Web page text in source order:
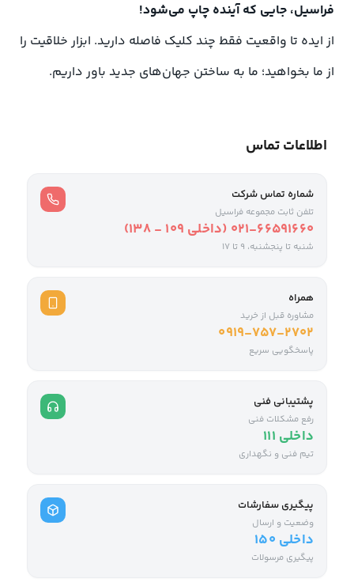
فراسیل، جایی که آینده چاپ می‌شود!
از ایده تا واقعیت فقط چند کلیک فاصله دارید. ابزار خلاقیت را
از ما بخواهید؛ ما به ساختن جهان‌های جدید باور داریم.
اطلاعات تماس
شماره تماس شرکت
تلفن ثابت مجموعه فراسیل
021-66591660 (داخلی ۱۰۹ - ۱۳۸)
شنبه تا پنجشنبه، 9 تا ۱۷
همراه
مشاوره قبل از خرید
0919-757-2702
پاسخگویی سریع
پشتیبانی فنی
رفع مشکلات فنی
داخلی ۱۱۱
تیم فنی و نگهداری
پیگیری سفارشات
وضعیت و ارسال
داخلی ۱۵۰
پیگیری مرسولات